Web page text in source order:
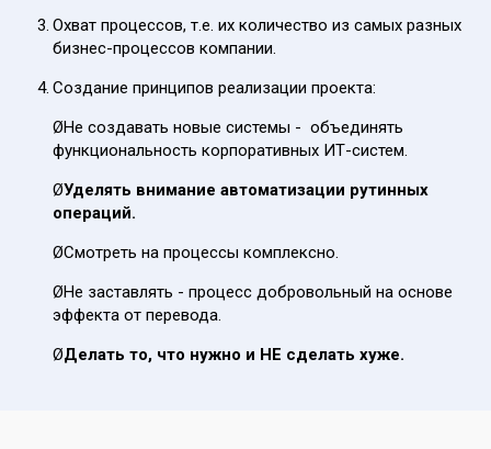
Охват процессов, т.е. их количество из самых разных
бизнес-процессов компании.
Создание принципов реализации проекта:
ØНе создавать новые системы - объединять
функциональность корпоративных ИТ-систем.
ØУделять внимание автоматизации рутинных
операций.
ØСмотреть на процессы комплексно.
ØНе заставлять - процесс добровольный на основе
эффекта от перевода.
ØДелать то, что нужно и НЕ сделать хуже.